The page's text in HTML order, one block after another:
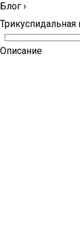
Блог ›
Трикуспидальная
Описание